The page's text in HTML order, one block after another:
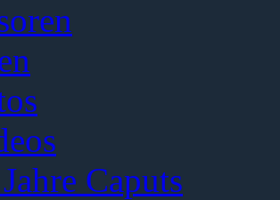
Caputs